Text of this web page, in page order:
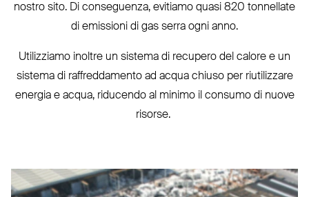
nostro sito. Di con­seguenza, evitiamo quasi 820 ton­nellate
di emissioni di gas serra ogni anno.
Uti­lizziamo inoltre un sistema di recupero del calore e un
sistema di raf­fred­damento ad acqua chiuso per riu­ti­lizzare
energia e acqua, riducendo al minimo il consumo di nuove
risorse.